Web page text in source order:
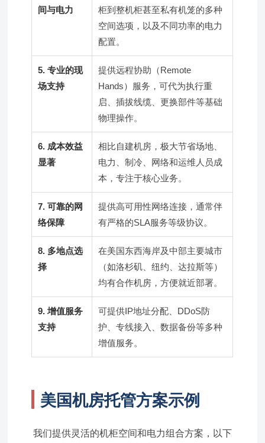
间与电力
柜到整机柜甚至私有机笼的多种
空间选项，以及不同功率的电力
配置。
5. 专业的现
场支持
提供远程协助（Remote
Hands）服务，可代为执行重
启、插拔线缆、更换部件等基础
物理操作。
6. 成本效益
显著
相比自建机房，极大节省场地、
电力、制冷、网络和运维人员成
本，专注于核心业务。
7. 可靠的网
络保障
提供高可用性网络连接，通常伴
有严格的SLA服务等级协议。
8. 多地点选
择
在美国东西海岸及中部主要城市
（如洛杉矶、纽约、达拉斯等）
均有合作机房，方便就近部署。
9. 增值服务
支持
可提供IP地址分配、DDoS防
护、专线接入、数据备份等多种
增值服务。
美国机房托管方案示例
我们提供灵活的机柜空间和电力组合方案，以下